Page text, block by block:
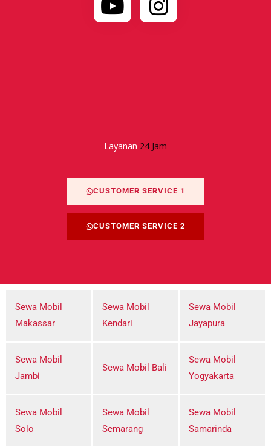
Layanan 24 Jam
CUSTOMER SERVICE 1
CUSTOMER SERVICE 2
Sewa Mobil
Makassar
Sewa Mobil
Kendari
Sewa Mobil
Jayapura
Sewa Mobil
Jambi
Sewa Mobil Bali
Sewa Mobil
Yogyakarta
Sewa Mobil
Solo
Sewa Mobil
Semarang
Sewa Mobil
Samarinda